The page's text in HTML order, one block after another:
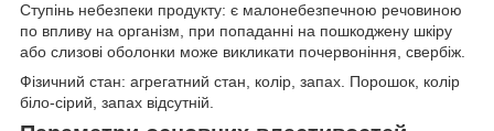
Ступінь небезпеки продукту: є малонебезпечною речовиною
по впливу на організм, при попаданні на пошкоджену шкіру
або слизові оболонки може викликати почервоніння, свербіж.
Фізичний стан: агрегатний стан, колір, запах. Порошок, колір
біло-сірий, запах відсутній.